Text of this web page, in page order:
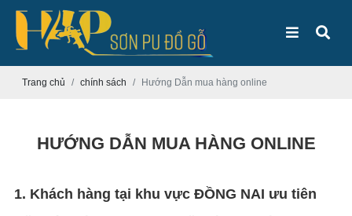
Trang chủ chính sách Hướng Dẫn mua hàng online
HƯỚNG DẪN MUA HÀNG ONLINE
1. Khách hàng tại khu vực ĐỒNG NAI ưu tiên